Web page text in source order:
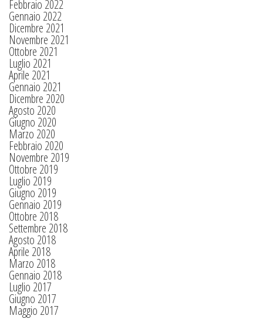
Febbraio 2022
Gennaio 2022
Dicembre 2021
Novembre 2021
Ottobre 2021
Luglio 2021
Aprile 2021
Gennaio 2021
Dicembre 2020
Agosto 2020
Giugno 2020
Marzo 2020
Febbraio 2020
Novembre 2019
Ottobre 2019
Luglio 2019
Giugno 2019
Gennaio 2019
Ottobre 2018
Settembre 2018
Agosto 2018
Aprile 2018
Marzo 2018
Gennaio 2018
Luglio 2017
Giugno 2017
Maggio 2017